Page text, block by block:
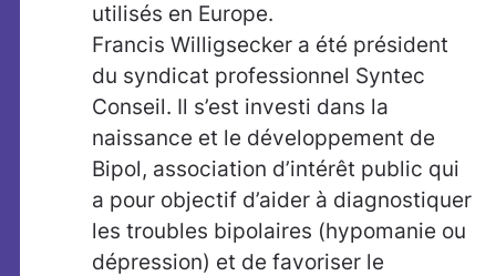
utilisés en Europe.
Francis Willigsecker a été président
du syndicat professionnel Syntec
Conseil. Il s’est investi dans la
naissance et le développement de
Bipol, association d’intérêt public qui
a pour objectif d’aider à diagnostiquer
les troubles bipolaires (hypomanie ou
dépression) et de favoriser le